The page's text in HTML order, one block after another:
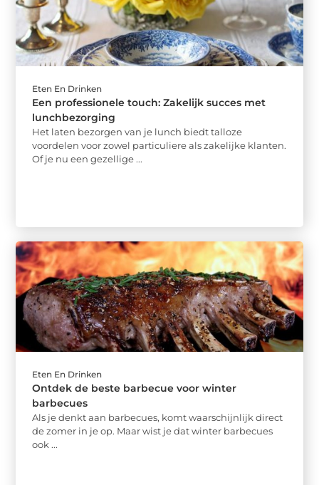
Eten En Drinken
Een professionele touch: Zakelijk succes met
lunchbezorging
Het laten bezorgen van je lunch biedt talloze
voordelen voor zowel particuliere als zakelijke klanten.
Of je nu een gezellige ...
Eten En Drinken
Ontdek de beste barbecue voor winter
barbecues
Als je denkt aan barbecues, komt waarschijnlijk direct
de zomer in je op. Maar wist je dat winter barbecues
ook ...